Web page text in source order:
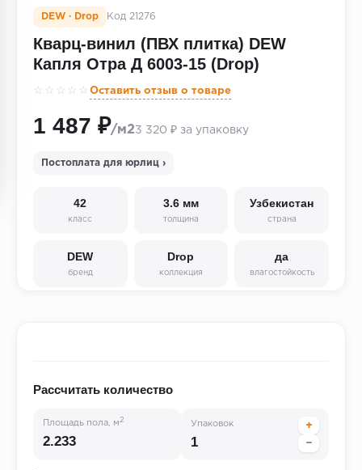
DEW · Drop Код 21276
Кварц-винил (ПВХ плитка) DEW
Капля Отра Д 6003-15 (Drop)
☆☆☆☆☆ Оставить отзыв о товаре
1 487 ₽/м23 320 ₽ за упаковку
Постоплата для юрлиц ›
42
класс
3.6 мм
толщина
Узбекистан
страна
DEW
бренд
Drop
коллекция
да
влагостойкость
Рассчитать количество
Площадь пола, м 2
Упаковок
+
−